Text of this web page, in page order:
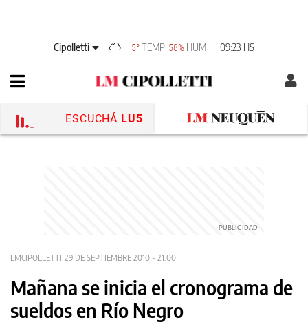
Cipolletti 5° TEMP 58% HUM 09:23 HS
ESCUCHÁ LU5
LMCIPOLLETTI 29 DE SEPTIEMBRE 2010 - 21:00
Mañana se inicia el cronograma de
sueldos en Río Negro